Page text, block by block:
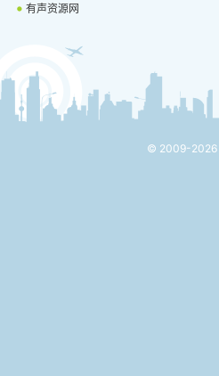
有声资源网
© 2009-2026